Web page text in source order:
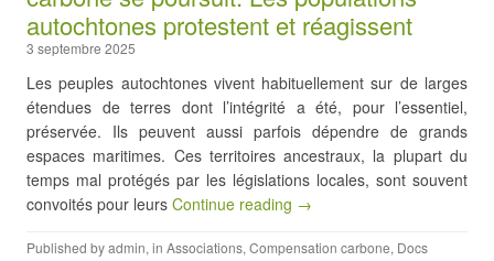
autochtones protestent et réagissent
3 septembre 2025
Les peuples autochtones vivent habituellement sur de larges
étendues de terres dont l’intégrité a été, pour l’essentiel,
préservée. Ils peuvent aussi parfois dépendre de grands
espaces maritimes. Ces territoires ancestraux, la plupart du
temps mal protégés par les législations locales, sont souvent
convoités pour leurs Continue reading →
Published byadmin, in Associations, Compensation carbone, Docs